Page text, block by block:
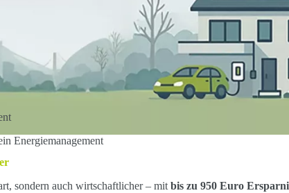
Energiemanagement
sondern auch wirtschaftlicher – mit bis zu 950 Euro